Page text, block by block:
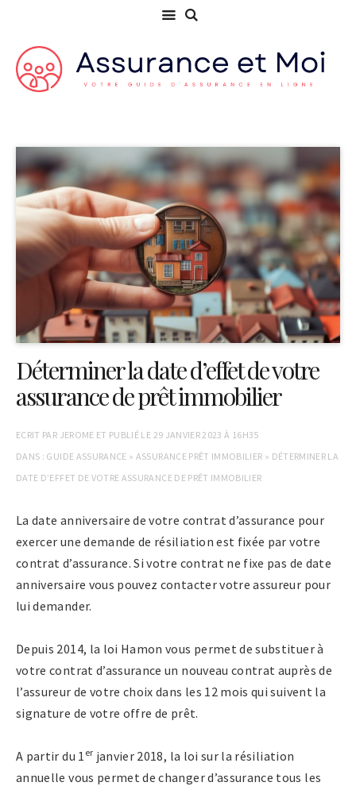
Déterminer la date d’effet de votre
assurance de prêt immobilier
ECRIT PAR JEROME ET PUBLIÉ LE 29 JANVIER 2023 À 16H35
DANS : GUIDE ASSURANCE » ASSURANCE PRÊT IMMOBILIER » DÉTERMINER LA
DATE D’EFFET DE VOTRE ASSURANCE DE PRÊT IMMOBILIER
La date anniversaire de votre contrat d’assurance pour
exercer une demande de résiliation est fixée par votre
contrat d’assurance. Si votre contrat ne fixe pas de date
anniversaire vous pouvez contacter votre assureur pour
lui demander.
Depuis 2014, la loi Hamon vous permet de substituer à
votre contrat d’assurance un nouveau contrat auprès de
l’assureur de votre choix dans les 12 mois qui suivent la
signature de votre offre de prêt.
A partir du 1 er janvier 2018, la loi sur la résiliation
annuelle vous permet de changer d’assurance tous les